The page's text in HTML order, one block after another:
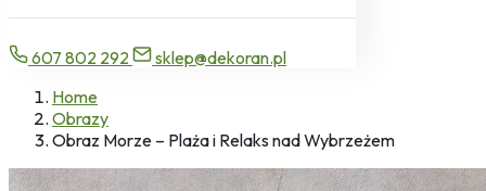
607 802 292
sklep@dekoran.pl
Home
Obrazy
Obraz Morze – Plaża i Relaks nad Wybrzeżem